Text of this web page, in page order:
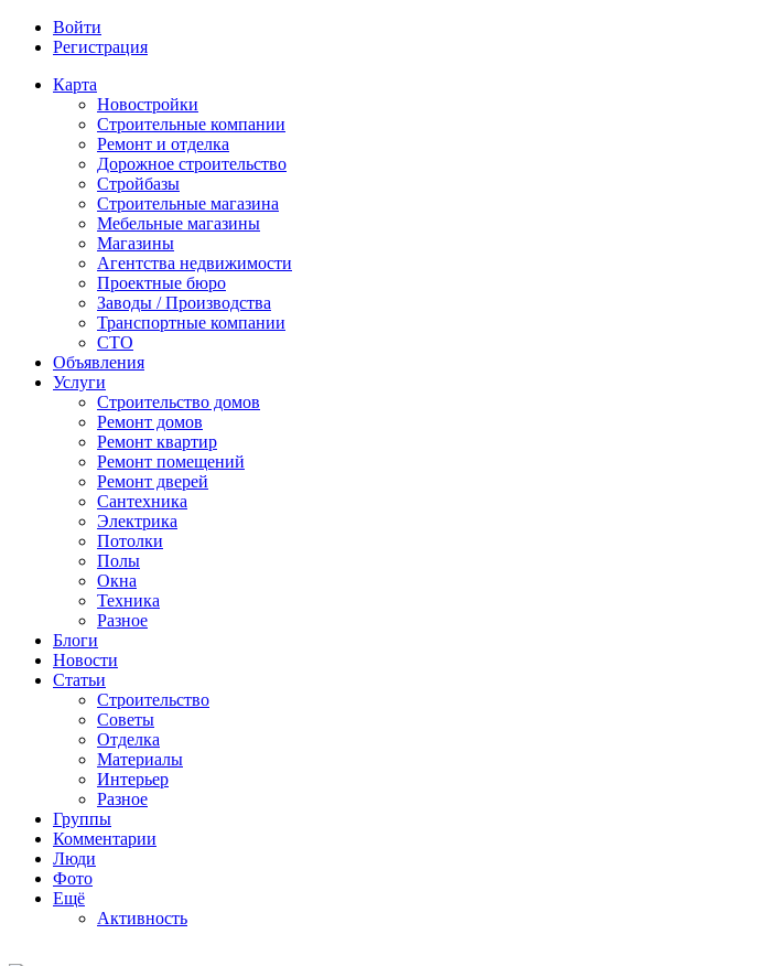
Войти
Регистрация
Карта
Новостройки
Строительные компании
Ремонт и отделка
Дорожное строительство
Стройбазы
Строительные магазина
Мебельные магазины
Магазины
Агентства недвижимости
Проектные бюро
Заводы / Производства
Транспортные компании
СТО
Объявления
Услуги
Строительство домов
Ремонт домов
Ремонт квартир
Ремонт помещений
Ремонт дверей
Сантехника
Электрика
Потолки
Полы
Окна
Техника
Разное
Блоги
Новости
Статьи
Строительство
Советы
Отделка
Материалы
Интерьер
Разное
Группы
Комментарии
Люди
Фото
Ещё
Активность